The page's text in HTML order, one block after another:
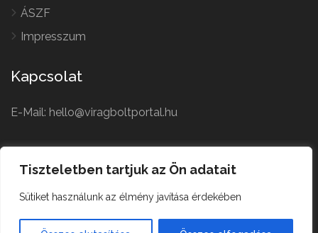
Tiszteletben tartjuk az Ön adatait
Sütiket használunk az élmény javítása érdekében
ÁSZF
Impresszum
Kapcsolat
E-Mail: hello@viragboltportal.hu
English
German
Czech